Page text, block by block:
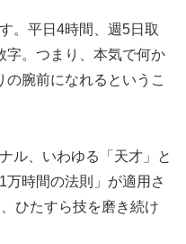
。平日4時間、週5日取
字。つまり、本気で何か
腕前になれるというこ
ル、いわゆる「天才」と
時間の法則」が適用さ
ひたすら技を磨き続け